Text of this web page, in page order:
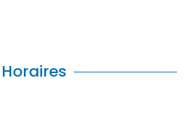
Horaires